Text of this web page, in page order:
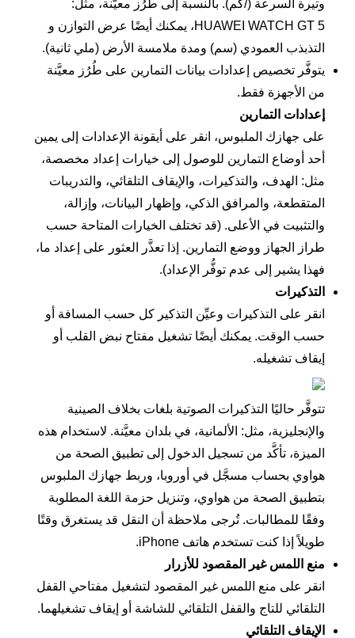
وتيرة السرعة (/كم). بالنسبة إلى طُرُز معيَّنة، مثل:
HUAWEI WATCH GT 5، يمكنك أيضًا عرض
التوازن و
التذبذب العمودي (سم) ومدة ملامسة الأرض (ملي ثانية).
يتوفَّر تخصيص إعدادات بيانات التمارين على طُرُز معيَّنة
من الأجهزة فقط.
إعدادات التمارين
على جهازك الملبوس، انقر على أيقونة الإعدادات إلى يمين
أحد أوضاع التمارين للوصول إلى خيارات إعداد مخصصة،
مثل: الهدف، و التذكيرات، و الإيقاف التلقائي، و التدريبات
المتقطعة، و المرافق الذكي، و إظهار البيانات، و إزالة،
و التثبيت في الأعلى. (قد تختلف الخيارات المتاحة حسب
طراز الجهاز ووضع التمارين. إذا تعذَّر العثور على إعداد ما،
فهذا يشير إلى عدم توفُّر الإعداد).
التذكيرات
انقر على التذكيرات وعيِّن التذكير كل حسب المسافة أو
حسب الوقت. يمكنك أيضًا تشغيل مفتاح نبض القلب أو
إيقاف تشغيله.
تتوفَّر حاليًا التذكيرات الصوتية بلغات بخلاف الصينية
والإنجليزية، مثل: الألمانية، في بلدان معيَّنة. لاستخدام هذه
الميزة، تأكَّد من تسجيل الدخول إلى تطبيق الصحة من
هواوي بحساب مسجَّل في أوروبا، وربط جهازك الملبوس
بتطبيق الصحة من هواوي، وتنزيل حزمة اللغة المطلوبة
وفقًا للمطالبات. تُرجى ملاحظة أن النقل قد يستغرق وقتًا
طويلاً إذا كنت تستخدم هاتف iPhone.
منع اللمس غير المقصود للأزرار
انقر على منع اللمس غير المقصود لتشغيل مفتاحي القفل
التلقائي للتاج و القفل التلقائي للشاشة أو إيقاف تشغيلهما.
الإيقاف التلقائي